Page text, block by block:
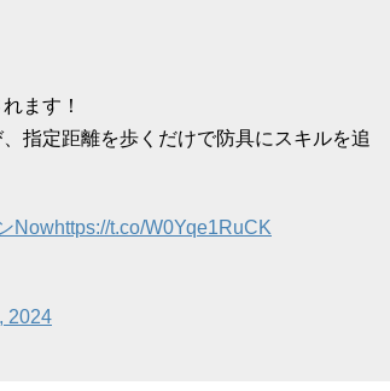
ます！
指定距離を歩くだけで防具にスキルを追
Nowhttps://t.co/W0Yqe1RuCK
2024